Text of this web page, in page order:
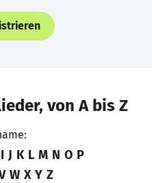
von A bis Z
I J K L M N O P
W X Y Z